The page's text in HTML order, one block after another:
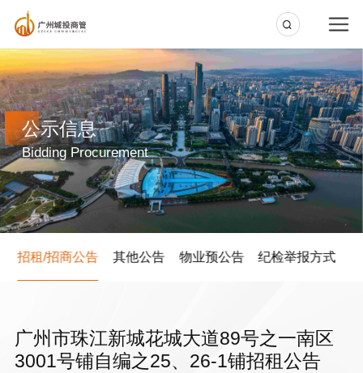
公示信息
Bidding Procurement
招租/招商公告 其他公告 物业预公告 纪检举报方式
广州市珠江新城花城大道89号之一南区
3001号铺自编之25、26-1铺招租公告